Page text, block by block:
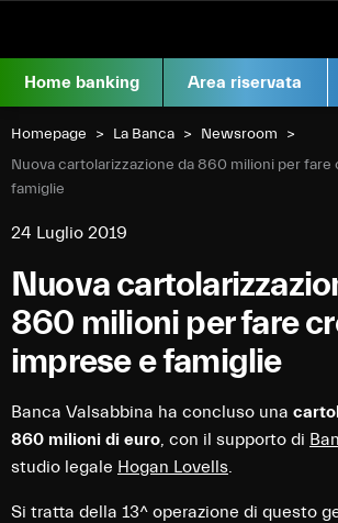
Home banking Area riservata
Homepage La Banca
Newsroom
Current:
Nuova cartolarizzazione da 860 milioni per fare
famiglie
24 Luglio 2019
Nuova
860 milioni per fare
imprese e famiglie
Banca Valsabbina ha concluso una
860 milioni di euro , con il supporto di
studio legale Hogan Lovells
Si tratta della 13^ operazione di questo